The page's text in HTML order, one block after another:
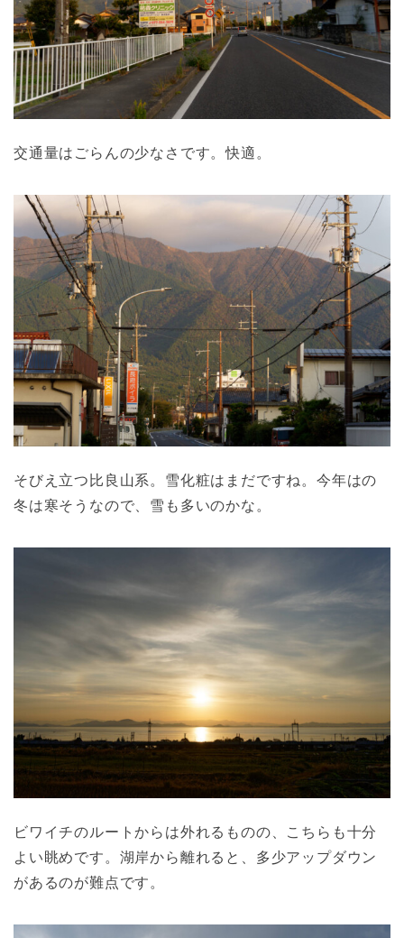
交通量はごらんの少なさです。快適。
そびえ立つ比良山系。雪化粧はまだですね。今年はの
冬は寒そうなので、雪も多いのかな。
ビワイチのルートからは外れるものの、こちらも十分
よい眺めです。湖岸から離れると、多少アップダウン
があるのが難点です。